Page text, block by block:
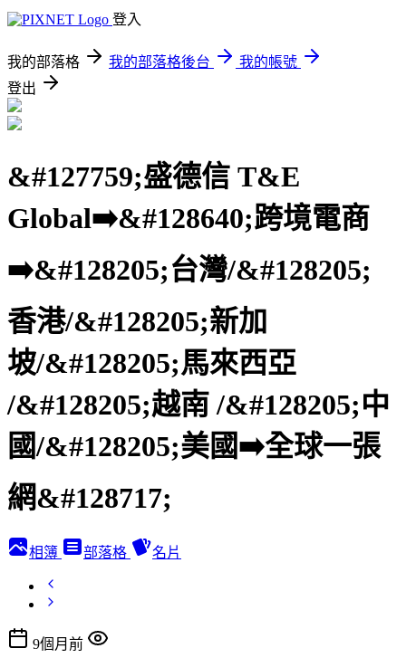
登入
我的部落格 我的部落格後台
我的帳號
登出
&#127759;盛德信 T&E
Global➡️&#128640;跨境電商
➡️&#128205;台灣/&#128205;
香港/&#128205;新加
坡/&#128205;馬來西亞
/&#128205;越南 /&#128205;中
國/&#128205;美國➡️全球一張
網&#128717;️
相簿 部落格 名片
9個月前